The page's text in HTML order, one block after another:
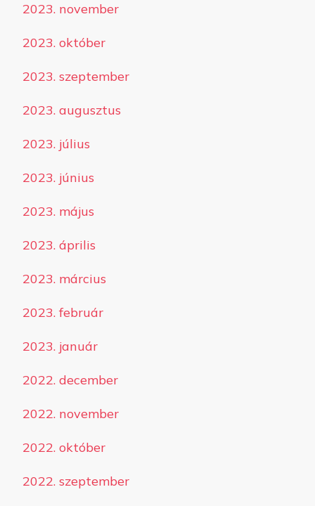
2023. november
2023. október
2023. szeptember
2023. augusztus
2023. július
2023. június
2023. május
2023. április
2023. március
2023. február
2023. január
2022. december
2022. november
2022. október
2022. szeptember